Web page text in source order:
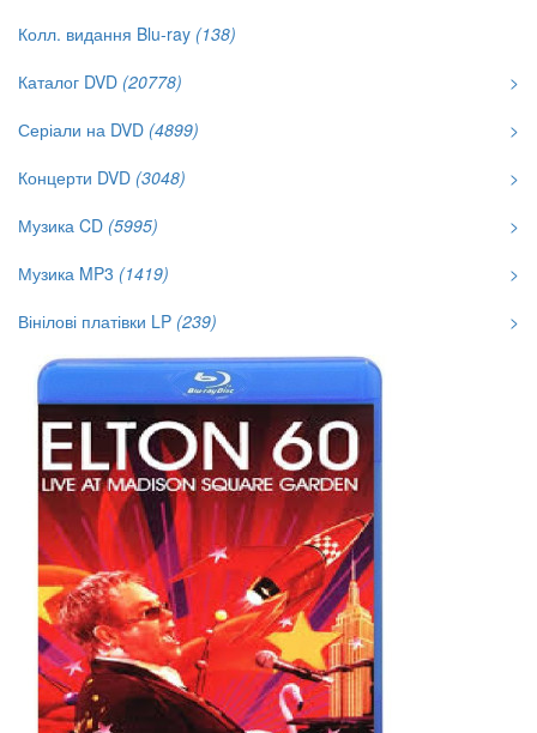
Колл. видання Blu-ray (138)
Каталог DVD (20778)
>
Серіали на DVD (4899)
>
Концерти DVD (3048)
>
Музика CD (5995)
>
Музика MP3 (1419)
>
Вінілові платівки LP (239) >